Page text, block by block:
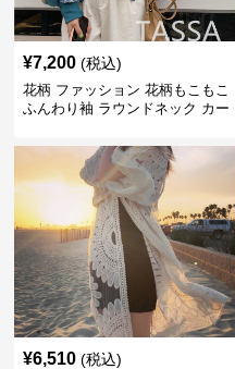
¥7,200 (税込)
花柄 ファッション 花柄もこもこ
ふんわり袖 ラウンドネック カー
¥6,510 (税込)